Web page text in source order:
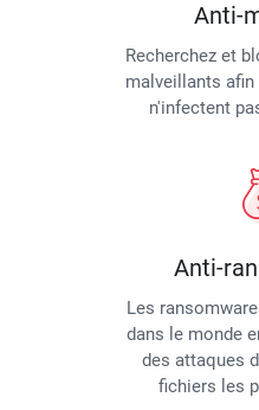
Anti-
Recherchez et
malveillants
n'infectent
Anti-
Les
dans le monde
des attaques
fichiers les